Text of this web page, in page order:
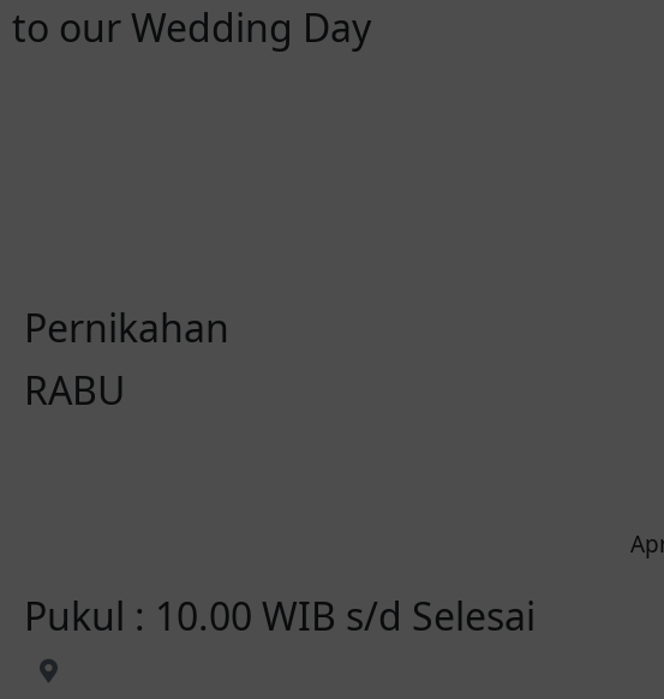
to our Wedding Day
Pernikahan
RABU
Pukul : 10.00 WIB s/d Selesai